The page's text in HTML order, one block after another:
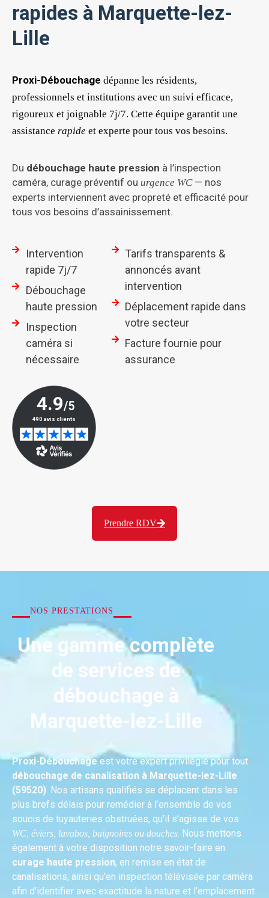
rapides à Marquette-lez-
Lille
Proxi-Débouchage dépanne les résidents,
professionnels et institutions avec un suivi efficace,
rigoureux et joignable 7j/7. Cette équipe garantit une
assistance rapide et experte pour tous vos besoins.
Du débouchage haute pression à l’inspection
caméra, curage préventif ou urgence WC— nos
experts interviennent avec propreté et efficacité pour
tous vos besoins d’assainissement.
Intervention
rapide 7j/7
Débouchage
haute pression
Inspection
caméra si
nécessaire
Tarifs transparents &
annoncés avant
intervention
Déplacement rapide dans
votre secteur
Facture fournie pour
assurance
Prendre RDV
NOS PRESTATIONS
Une gamme complète
de services de
débouchage à
Marquette-lez-Lille
Proxi-Débouchageest votre expert privilégié pour tout
débouchage de canalisation à Marquette-lez-Lille
(59520). Nos artisans qualifiés se déplacent dans les
plus brefs délais pour remédier à l’ensemble de vos
soucis de tuyauteries obstruées, qu’il s’agisse de vos
WC, éviers, lavabos, baignoires ou douches. Nous mettons
également à votre disposition notre savoir-faire en
curage haute pression, en remise en état de
canalisations, ainsi qu’en inspection télévisée par caméra
afin d’identifier avec exactitude la nature et l’emplacement